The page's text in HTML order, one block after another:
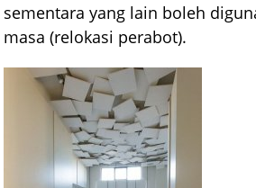
sementara yang lain boleh
masa (relokasi perabot).